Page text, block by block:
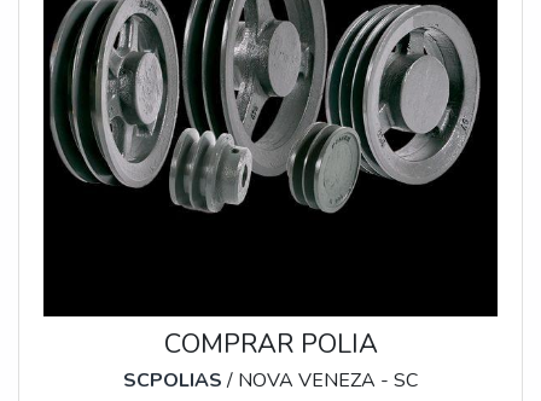
COMPRAR POLIA
SCPOLIAS/ NOVA VENEZA - SC